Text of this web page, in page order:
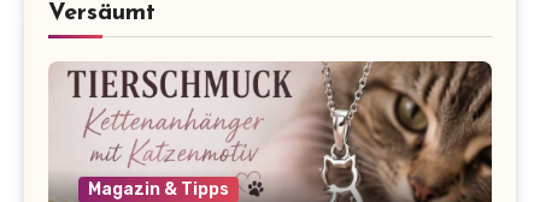
Versäumt
Magazin & Tipps